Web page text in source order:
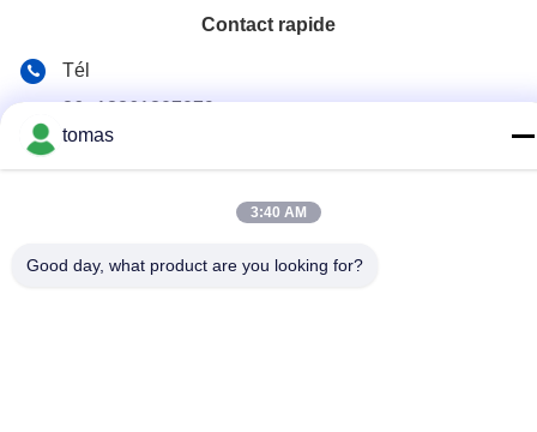
Contact rapide
Tél
86--13861307079
D-526, Haye Science Park, 93# Weihe Road, parc industriel
tomas
3:40 AM
Good day, what product are you looking for?